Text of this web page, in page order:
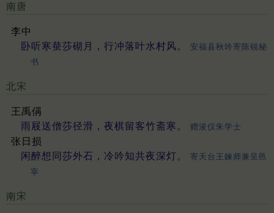
南唐
李中
卧听寒蛬莎砌月，行冲落叶水村风。
安福县秋吟寄陈锐秘
书
北宋
王禹偁
雨屐送僧莎径滑，夜棋留客竹斋寒。
赠浚仪朱学士
张日损
闲醉想同莎外石，冷吟知共夜深灯。
寄天台王鍊师兼呈邑
宰
南宋